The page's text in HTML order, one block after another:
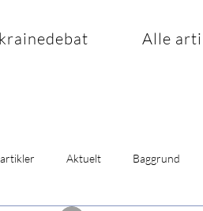
Alle
Aktuelt Baggrund